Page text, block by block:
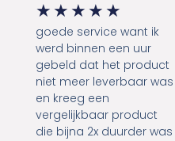
★ ★ ★ ★ ★
goede service want ik
werd binnen een uur
gebeld dat het product
niet meer leverbaar was
en kreeg een
vergelijkbaar product
die bijna 2x duurder was